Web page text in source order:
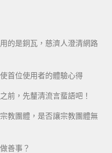
的是銅瓦，慈濟人澄清網路
首位使用者的體驗心得
前，先釐清流言蜚語吧！
教團體，是否讓宗教團體無
善事？